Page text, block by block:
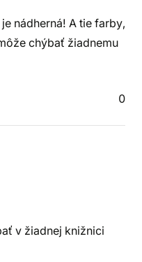
nádherná! A tie farby,
chýbať žiadnemu
0
v žiadnej knižnici